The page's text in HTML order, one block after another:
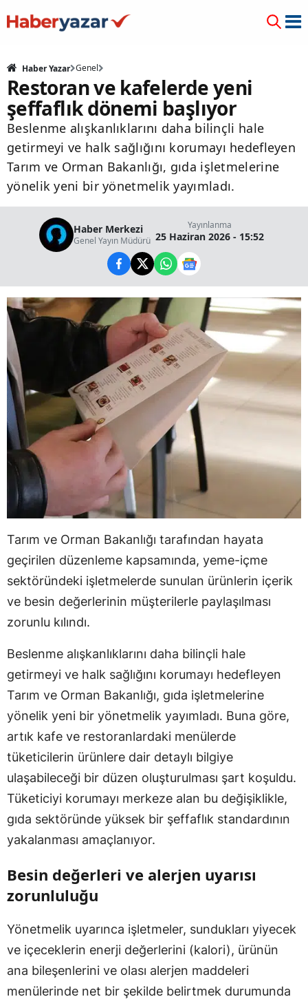
Haber Yazar Genel
Restoran ve kafelerde yeni
şeffaflık dönemi başlıyor
Beslenme alışkanlıklarını daha bilinçli hale
getirmeyi ve halk sağlığını korumayı hedefleyen
Tarım ve Orman Bakanlığı, gıda işletmelerine
yönelik yeni bir yönetmelik yayımladı.
Haber Merkezi
Genel Yayın Müdürü
Yayınlanma
25 Haziran 2026 - 15:52
Tarım ve Orman Bakanlığı tarafından hayata
geçirilen düzenleme kapsamında, yeme-içme
sektöründeki işletmelerde sunulan ürünlerin içerik
ve besin değerlerinin müşterilerle paylaşılması
zorunlu kılındı.
Beslenme alışkanlıklarını daha bilinçli hale
getirmeyi ve halk sağlığını korumayı hedefleyen
Tarım ve Orman Bakanlığı, gıda işletmelerine
yönelik yeni bir yönetmelik yayımladı. Buna göre,
artık kafe ve restoranlardaki menülerde
tüketicilerin ürünlere dair detaylı bilgiye
ulaşabileceği bir düzen oluşturulması şart koşuldu.
Tüketiciyi korumayı merkeze alan bu değişiklikle,
gıda sektöründe yüksek bir şeffaflık standardının
yakalanması amaçlanıyor.
Besin değerleri ve alerjen uyarısı
zorunluluğu
Yönetmelik uyarınca işletmeler, sundukları yiyecek
ve içeceklerin enerji değerlerini (kalori), ürünün
ana bileşenlerini ve olası alerjen maddeleri
menülerinde net bir şekilde belirtmek durumunda